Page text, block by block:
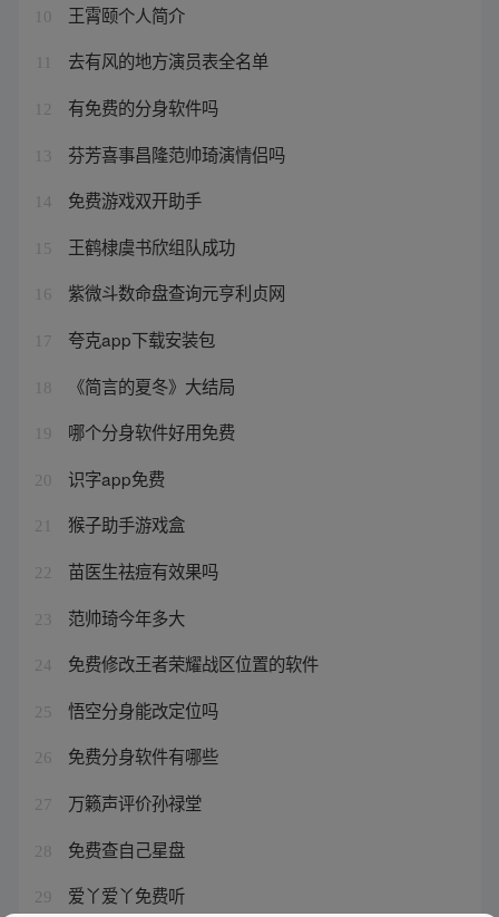
10 王霄颐个人简介
去有风的地方演员表全名单
12 有免费的分身软件吗
13 芬芳喜事昌隆范帅琦演情侣吗
14 免费游戏双开助手
15 王鹤棣虞书欣组队成功
16 紫微斗数命盘查询元亨利贞网
17 夸克app下载安装包
18 《简言的夏冬》大结局
19 哪个分身软件好用免费
20 识字app免费
21 猴子助手游戏盒
22 苗医生祛痘有效果吗
23 范帅琦今年多大
24 免费修改王者荣耀战区位置的软件
25 悟空分身能改定位吗
26 免费分身软件有哪些
27 万籁声评价孙禄堂
28 免费查自己星盘
29 爱丫爱丫免费听